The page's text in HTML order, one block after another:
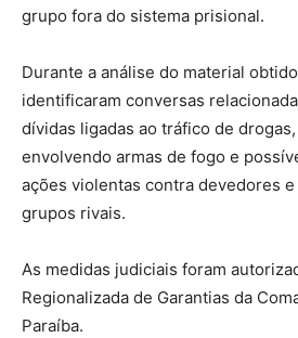
grupo fora do sistema prisional.
Durante a análise do material
identificaram conversas
dívidas ligadas ao tráfico de
envolvendo armas de fogo e
ações violentas contra devedores
grupos rivais.
As medidas judiciais foram
Regionalizada de Garantias da
Paraíba.